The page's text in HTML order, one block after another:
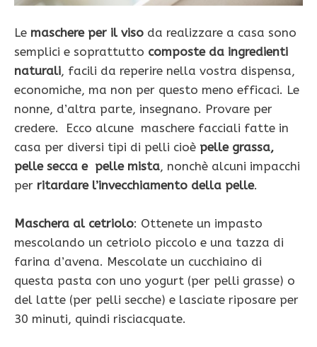
Le maschere per il viso da realizzare a casa sono
semplici e soprattutto composte da ingredienti
naturali, facili da reperire nella vostra dispensa,
economiche, ma non per questo meno efficaci. Le
nonne, d’altra parte, insegnano. Provare per
credere. Ecco alcune maschere facciali fatte in
casa per diversi tipi di pelli cioè pelle grassa,
pelle secca e pelle mista, nonchè alcuni impacchi
per ritardare l’invecchiamento della pelle.
Maschera al cetriolo: Ottenete un impasto
mescolando un cetriolo piccolo e una tazza di
farina d’avena. Mescolate un cucchiaino di
questa pasta con uno yogurt (per pelli grasse) o
del latte (per pelli secche) e lasciate riposare per
30 minuti, quindi risciacquate.